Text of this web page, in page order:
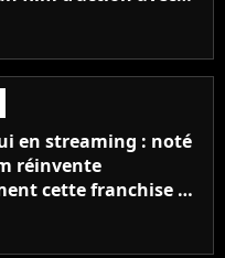
en streaming : noté
réinvente
cette franchise de
vieille de 40 ans